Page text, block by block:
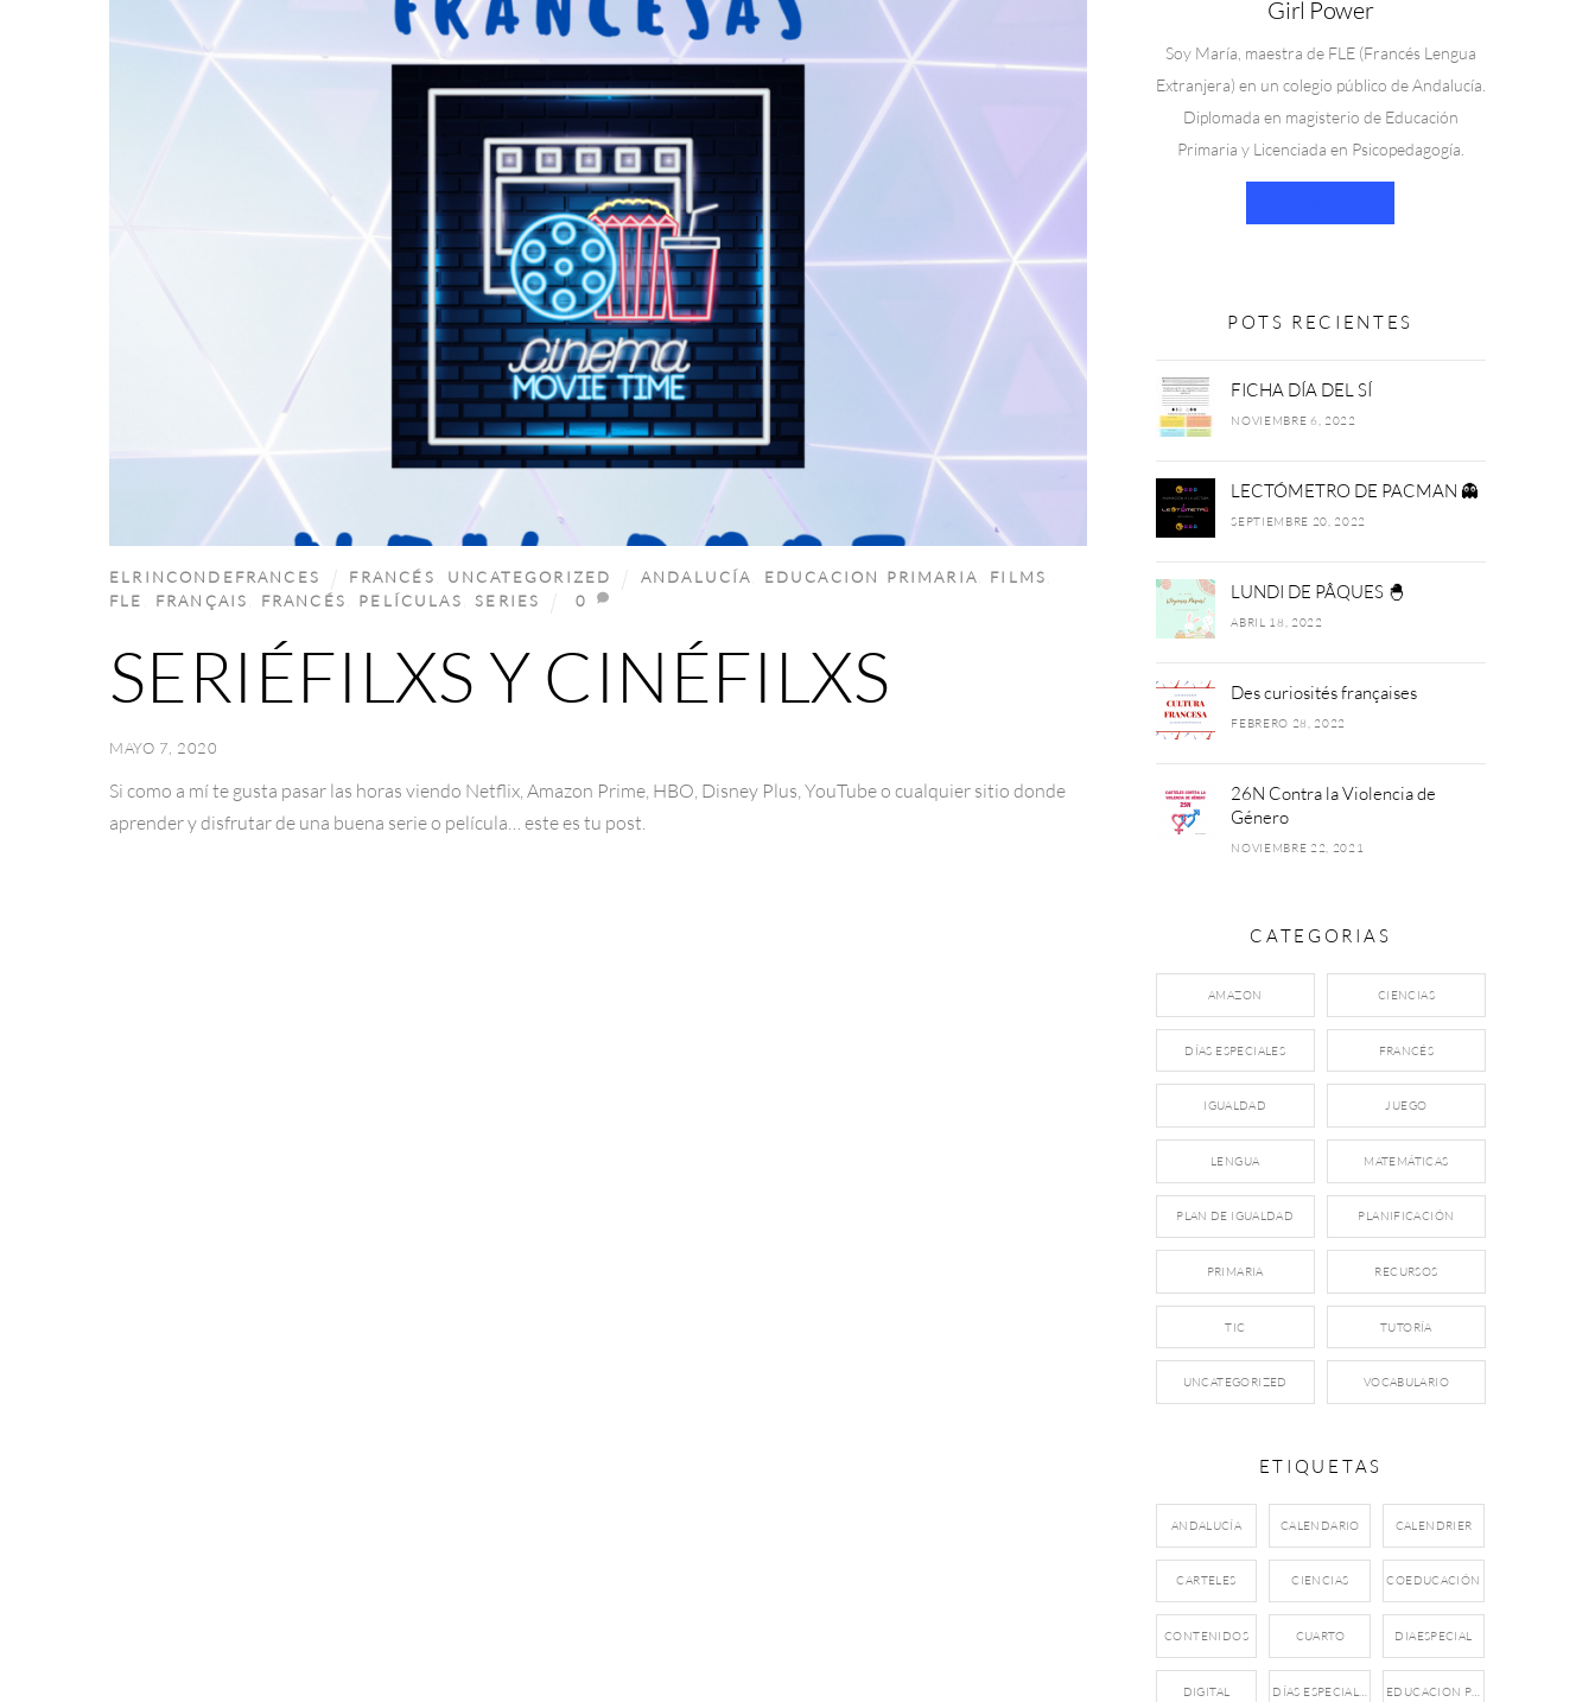
MAYO 7, 2020
SERIÉFILXS Y CINÉFILXS
ELRINCONDEFRANCES FRANCÉS UNCATEGORIZED ANDALUCÍA EDUCACION PRIMARIA FILMS
FLE
FRANÇAIS FRANCÉS PELÍCULAS ,SERIES 0
Si como a mí te gusta pasar las horas viendo Netflix, Amazon Prime, HBO, Disney Plus, YouTube o cualquier sitio donde
aprender y disfrutar de una buena serie o película… este es tu post.
Girl Power
Soy María, maestra de FLE (Francés Lengua
Extranjera) en un colegio público de Andalucía.
Diplomada en magisterio de Educación
Primaria y Licenciada en Psicopedagogía.
POTS RECIENTES
FICHA DÍA DEL SÍ
NOVIEMBRE 6, 2022
LECTÓMETRO DE PACMAN 👻
SEPTIEMBRE 20, 2022
LUNDI DE PÂQUES 🐣
ABRIL 18, 2022
Des curiosités françaises
FEBRERO 28, 2022
26N Contra la Violencia de
Género
NOVIEMBRE 22, 2021
CATEGORIAS
AMAZON CIENCIAS
DÍAS ESPECIALES FRANCÉS
IGUALDAD JUEGO
LENGUA MATEMÁTICAS
PLAN DE IGUALDAD PLANIFICACIÓN
PRIMARIA RECURSOS
TIC TUTORÍA
UNCATEGORIZED VOCABULARIO
ETIQUETAS
ANDALUCÍA CALENDARIO CALENDRIER
CARTELES CIENCIAS COEDUCACIÓN
CONTENIDOS CUARTO DIAESPECIAL
DIGITAL